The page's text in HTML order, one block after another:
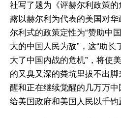
社写了题为《评赫尔利政策
露以赫尔利为代表的美国对
尔利式的政策定性为“赞助中
大的中国人民为敌”，这“助
大了中国内战的危机”，将使
的又臭又深的粪坑里拔不出
醒和正在继续觉醒的几万万中
给美国政府和美国人民以千钧